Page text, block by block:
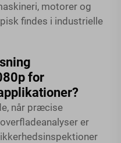
motorer og
findes i industrielle
for
når præcise
er